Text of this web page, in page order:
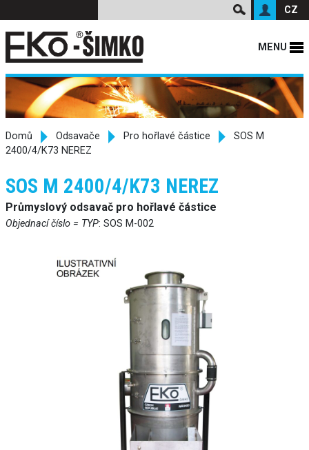
CZ
MENU
Domů Odsavače Pro hořlavé částice
SOS M
2400/4/K73 NEREZ
SOS M 2400/4/K73 NEREZ
Průmyslový odsavač pro hořlavé částice
Objednací číslo = TYP: SOS M-002